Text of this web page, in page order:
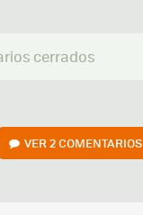
cerrados
VER2 COMENTARIOS